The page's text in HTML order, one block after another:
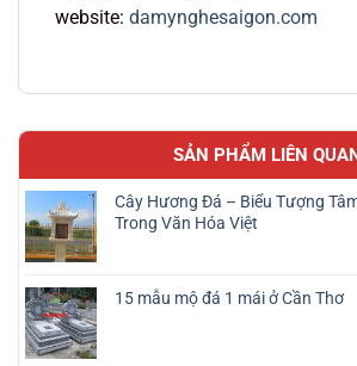
website: damynghesaigon.com
SẢN PHẨM LIÊN
Cây Hương Đá – Biểu Tượng
Trong Văn Hóa Việt
15 mẫu mộ đá 1 mái ở Cần Thơ